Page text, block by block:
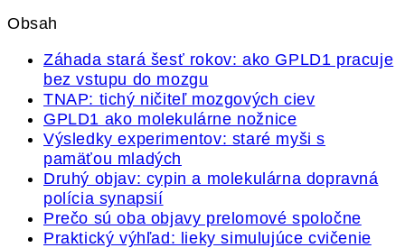
Obsah
Záhada stará šesť rokov: ako GPLD1 pracuje
bez vstupu do mozgu
TNAP: tichý ničiteľ mozgových ciev
GPLD1 ako molekulárne nožnice
Výsledky experimentov: staré myši s
pamäťou mladých
Druhý objav: cypin a molekulárna dopravná
polícia synapsií
Prečo sú oba objavy prelomové spoločne
Praktický výhľad: lieky simulujúce cvičenie